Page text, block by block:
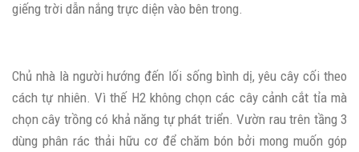
giếng trời dẫn nắng trực diện vào bên trong.
Chủ nhà là người hướng đến lối sống bình dị, yêu cây cối theo
cách tự nhiên. Vì thế H2 không chọn các cây cảnh cắt tỉa mà
chọn cây trồng có khả năng tự phát triển. Vườn rau trên tầng 3
dùng phân rác thải hữu cơ để chăm bón bởi mong muốn góp